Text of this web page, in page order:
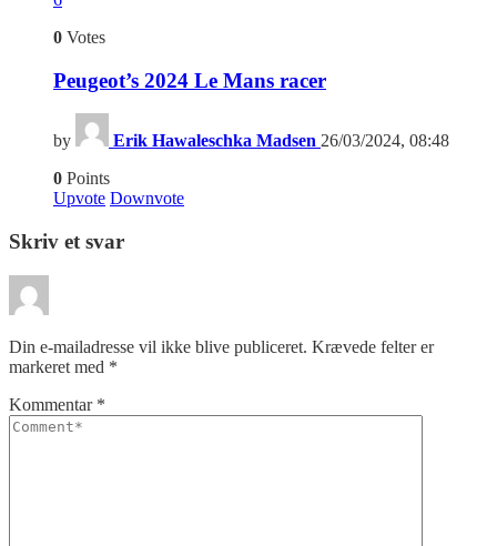
0 Votes
Peugeot’s 2024 Le Mans racer
by Erik Hawaleschka Madsen 26/03/2024, 08:48
0 Points
Upvote Downvote
Skriv et svar
Din e-mailadresse vil ikke blive publiceret. Krævede felter er
markeret med *
Kommentar *